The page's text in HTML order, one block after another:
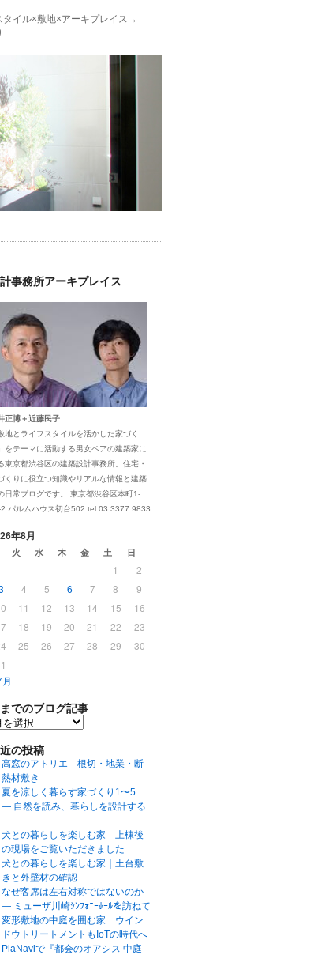
タイル×敷地×アーキプレイス→
事務所アーキプレイス
正博＋近藤民子
地とライフスタイルを活かした家づく
をテーマに活動する男女ペアの建築家に
東京都渋谷区の建築設計事務所。住宅・
くりに役立つ知識やリアルな情報と建築
日常ブログです。 東京都渋谷区本町1-
パルムハウス初台502 tel.03.3377.9833
年8月
火 水 木 金 土 日
1
2
4 5 6 7 8
9
11 12 13 14 15
16
18 19 20 21 22
23
25 26 27 28 29
30
でのブログ記事
の投稿
高窓のアトリエ 根切・地業・断
熱材敷き
夏を涼しく暮らす家づくり1〜5
― 自然を読み、暮らしを設計する
―
犬との暮らしを楽しむ家 上棟後
の現場をご覧いただきました
犬との暮らしを楽しむ家｜土台敷
きと外壁材の確認
なぜ客席は左右対称ではないのか
― ミューザ川崎ｼﾝﾌｫﾆｰﾎｰﾙを訪ねて
変形敷地の中庭を囲む家 ウイン
ドウトリートメントもIoTの時代へ
PlaNaviで『都会のオアシス 中庭